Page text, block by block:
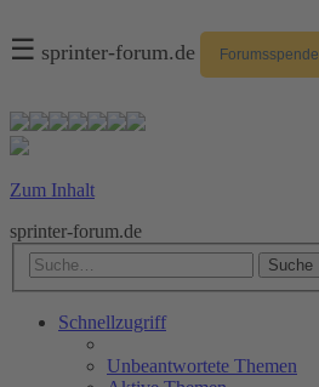
☰ sprinter-forum.de Forumsspende
Zum Inhalt
sprinter-forum.de
Suche
Schnellzugriff
Unbeantwortete Themen